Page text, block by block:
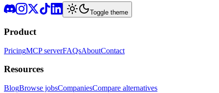
Toggle theme
Product
PricingMCP serverFAQsAboutContact
Resources
BlogBrowse jobsCompaniesCompare alternatives